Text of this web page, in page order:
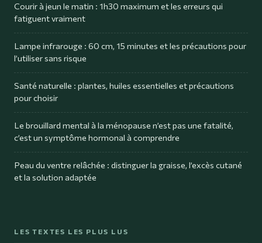
Courir à jeun le matin : 1h30 maximum et les erreurs qui
fatiguent vraiment
Lampe infrarouge : 60 cm, 15 minutes et les précautions pour
l’utiliser sans risque
Santé naturelle : plantes, huiles essentielles et précautions
pour choisir
Le brouillard mental à la ménopause n’est pas une fatalité,
c’est un symptôme hormonal à comprendre
Peau du ventre relâchée : distinguer la graisse, l’excès cutané
et la solution adaptée
LES TEXTES LES PLUS LUS